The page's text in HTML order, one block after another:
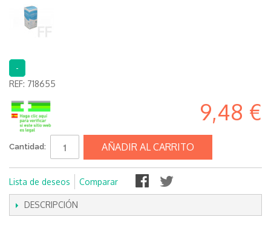
-
REF: 718655
9,48 €
Cantidad: AÑADIR AL CARRITO
Lista de deseos Comparar
DESCRIPCIÓN